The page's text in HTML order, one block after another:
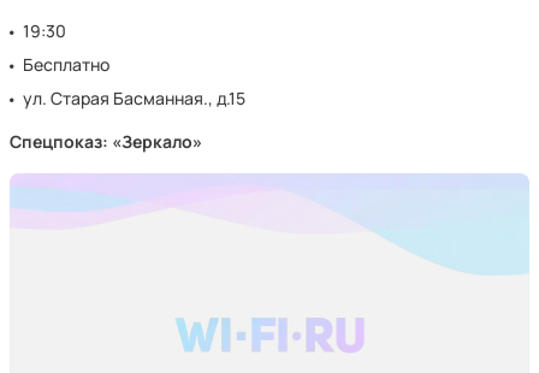
19:30
Бесплатно
ул. Старая Басманная., д.15
Спецпоказ: «Зеркало»